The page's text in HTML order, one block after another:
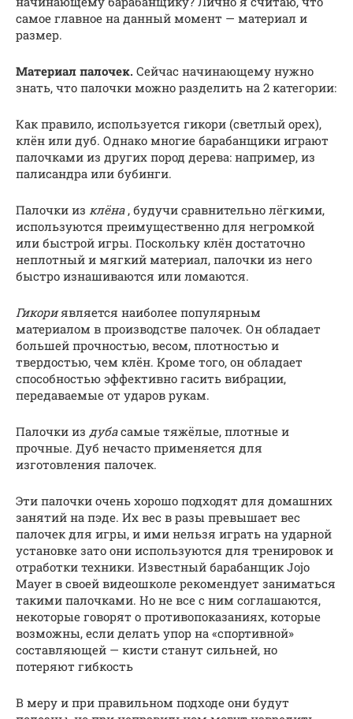
самое главное на данный момент — материал и
размер.
Материал палочек. Сейчас начинающему нужно
знать, что палочки можно разделить на 2 категории:
Как правило, используется гикори (светлый орех),
клён или дуб. Однако многие барабанщики играют
палочками из других пород дерева: например, из
палисандра или бубинги.
Палочки из клёна, будучи сравнительно лёгкими,
используются преимущественно для негромкой
или быстрой игры. Поскольку клён достаточно
неплотный и мягкий материал, палочки из него
быстро изнашиваются или ломаются.
Гикориявляется наиболее популярным
материалом в производстве палочек. Он обладает
большей прочностью, весом, плотностью и
твердостью, чем клён. Кроме того, он обладает
способностью эффективно гасить вибрации,
передаваемые от ударов рукам.
Палочки из дубасамые тяжёлые, плотные и
прочные. Дуб нечасто применяется для
изготовления палочек.
Эти палочки очень хорошо подходят для домашних
занятий на пэде. Их вес в разы превышает вес
палочек для игры, и ими нельзя играть на ударной
установке зато они используются для тренировок и
отработки техники. Известный барабанщик Jojo
Mayer в своей видеошколе рекомендует заниматься
такими палочками. Но не все с ним соглашаются,
некоторые говорят о противопоказаниях, которые
возможны, если делать упор на «спортивной»
составляющей — кисти станут сильней, но
потеряют гибкость
В меру и при правильном подходе они будут